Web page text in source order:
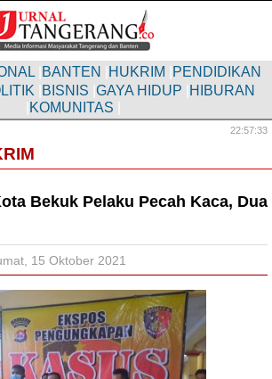
BANTEN HUKRIM PENDIDIKAN
BISNIS GAYA HIDUP HIBURAN
KOMUNITAS
22:57:34
Bekuk Pelaku Pecah Kaca, Dua
15 Oktober 2021